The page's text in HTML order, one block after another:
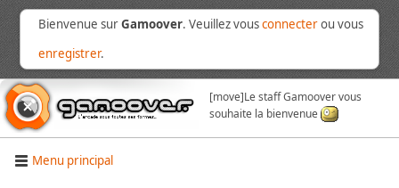
Bienvenue surGamoover. Veuillez vousconnecterou vous
enregistrer.
[move]Le staff Gamoover vous
souhaite la bienvenue
Menu principal